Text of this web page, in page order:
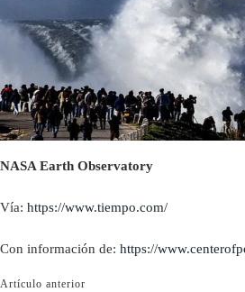
NASA Earth Observatory
Vía: https://www.tiempo.com/
Con información de: https://
Artículo anterior